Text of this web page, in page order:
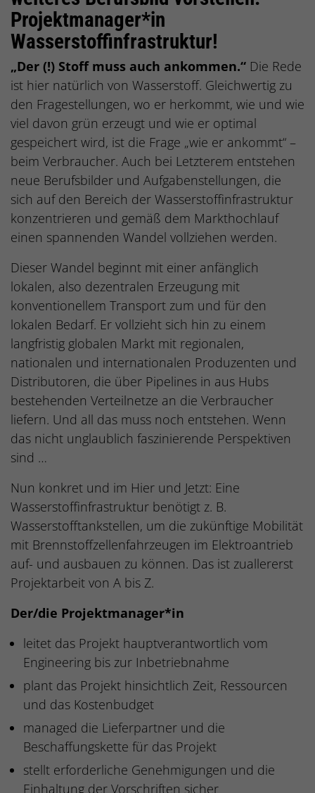
Projektmanager*in
Wasserstoffinfrastruktur!
„Der (!) Stoff muss auch ankommen.“ Die Rede
ist hier natürlich von Wasserstoff. Gleichwertig zu
den Fragestellungen, wo er herkommt, wie und wie
viel davon grün erzeugt und wie er optimal
gespeichert wird, ist die Frage „wie er ankommt“ –
beim Verbraucher. Auch bei Letzterem entstehen
neue Berufsbilder und Aufgabenstellungen, die
sich auf den Bereich der Wasserstoffinfrastruktur
konzentrieren und gemäß dem Markthochlauf
einen spannenden Wandel vollziehen werden.
Dieser Wandel beginnt mit einer anfänglich
lokalen, also dezentralen Erzeugung mit
konventionellem Transport zum und für den
lokalen Bedarf. Er vollzieht sich hin zu einem
langfristig globalen Markt mit regionalen,
nationalen und internationalen Produzenten und
Distributoren, die über Pipelines in aus Hubs
bestehenden Verteilnetze an die Verbraucher
liefern. Und all das muss noch entstehen. Wenn
das nicht unglaublich faszinierende Perspektiven
sind …
Nun konkret und im Hier und Jetzt: Eine
Wasserstoffinfrastruktur benötigt z. B.
Wasserstofftankstellen, um die zukünftige Mobilität
mit Brennstoffzellenfahrzeugen im Elektroantrieb
auf- und ausbauen zu können. Das ist zuallererst
Projektarbeit von A bis Z.
Der/die Projektmanager*in
leitet das Projekt hauptverantwortlich vom
Engineering bis zur Inbetriebnahme
plant das Projekt hinsichtlich Zeit, Ressourcen
und das Kostenbudget
managed die Lieferpartner und die
Beschaffungskette für das Projekt
stellt erforderliche Genehmigungen und die
Einhaltung der Vorschriften sicher